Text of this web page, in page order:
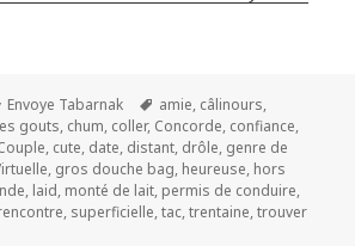
Categories
Envoye Tabarnak Tags
amie, câlinours,
gouts, chum, coller, Concorde, confiance,
, cute, date, distant, drôle, genre de
, gros douche bag, heureuse, hors
, laid, monté de lait, permis de conduire,
, superficielle,tac,trentaine,trouver